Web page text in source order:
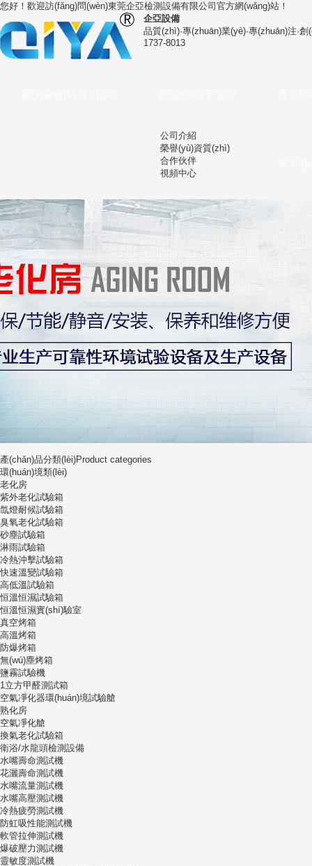
您好！歡迎訪(fǎng)問(wèn)東莞企亞檢測設備有限公司 官方網(wǎng)站！
企亞設備
品質(zhì)·專(zhuān)業(yè)·專(zhuān)注·
1737-8013
公司介紹
榮譽(yù)資質(zhì)
合作伙伴
視頻中心
產(chǎn)品分類(lèi)Product categories
環(huán)境類(lèi)
老化房
紫外老化試驗箱
氙燈耐候試驗箱
臭氧老化試驗箱
砂塵試驗箱
淋雨試驗箱
冷熱沖擊試驗箱
快速溫變試驗箱
高低溫試驗箱
恒溫恒濕試驗箱
恒溫恒濕實(shí)驗室
真空烤箱
高溫烤箱
防爆烤箱
無(wú)塵烤箱
鹽霧試驗機
1立方甲醛測試箱
空氣凈化器環(huán)境試驗艙
熟化房
空氣凈化艙
換氣老化試驗箱
衛浴/水龍頭檢測設備
水嘴壽命測試機
花灑壽命測試機
水嘴流量測試機
水嘴高壓測試機
冷熱疲勞測試機
防虹吸性能測試機
軟管拉伸測試機
爆破壓力測試機
靈敏度測試機